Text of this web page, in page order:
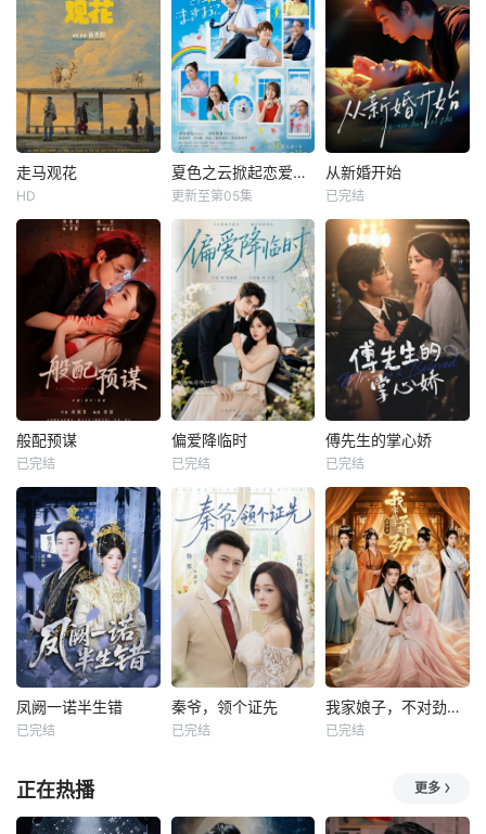
走马观花
HD
夏色之云掀起恋爱与风暴
更新至第05集
从新婚开始
已完结
般配预谋
已完结
偏爱降临时
已完结
傅先生的掌心娇
已完结
凤阙一诺半生错
已完结
秦爷，领个证先
已完结
我家娘子，不对劲第四季
已完结
正在热播 更多